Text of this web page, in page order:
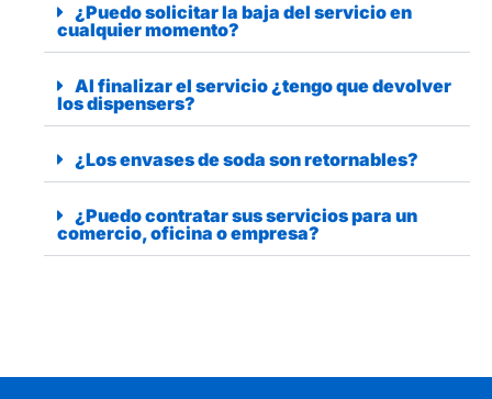
¿Puedo solicitar la baja del servicio en
cualquier momento?
Al finalizar el servicio ¿tengo que devolver
los dispensers?
¿Los envases de soda son retornables?
¿Puedo contratar sus servicios para un
comercio, oficina o empresa?